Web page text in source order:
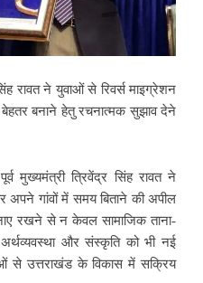
रावत ने युवाओं से रिवर्स माइग्रेशन
बनाने हेतु रचनात्मक सुझाव देने
मुख्यमंत्री त्रिवेंद्र सिंह रावत ने
अपने गांवों में समय बिताने की अपील
रखने से न केवल सामाजिक ताना-
अर्थव्यवस्था और संस्कृति को भी नई
से उत्तराखंड के विकास में सक्रिय